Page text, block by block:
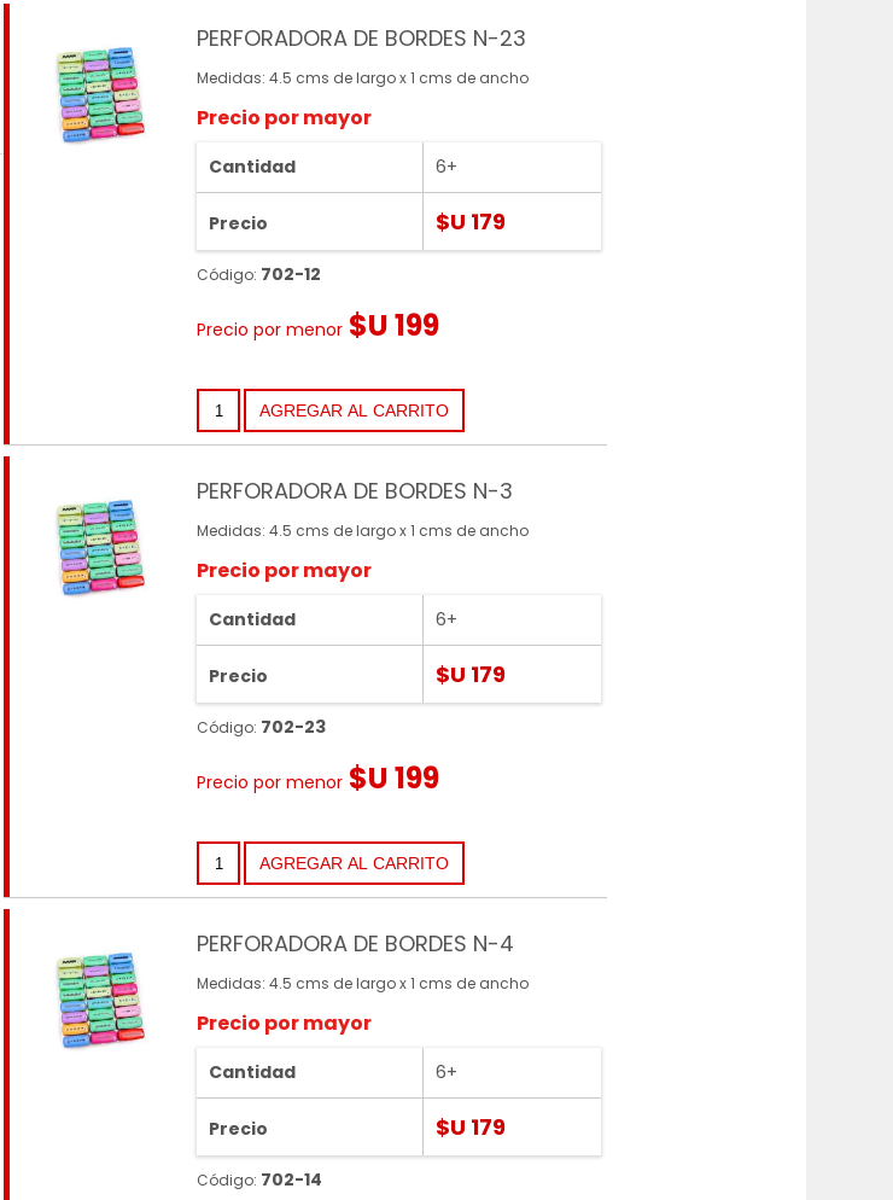
PERFORADORA DE BORDES N-23
Medidas: 4.5 cms de largo x 1 cms de ancho
Precio por mayor
Cantidad 6+
Precio $U 179
Código: 702-12
Precio por menor $U 199
PERFORADORA DE BORDES N-3
Medidas: 4.5 cms de largo x 1 cms de ancho
Precio por mayor
Cantidad 6+
Precio $U 179
Código: 702-23
Precio por menor $U 199
PERFORADORA DE BORDES N-4
Medidas: 4.5 cms de largo x 1 cms de ancho
Precio por mayor
Cantidad 6+
Precio $U 179
Código: 702-14